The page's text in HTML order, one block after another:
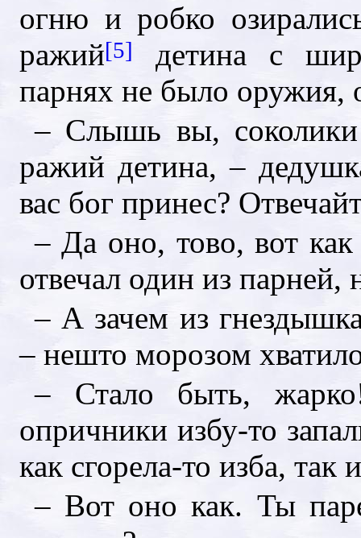
огню и робко
ражий[5]
детина с
парнях не было оружия,
– Слышь вы,
ражий детина, –
вас бог принес?
– Да оно, тово, вот
отвечал один из парней,
– А зачем из
– нешто морозом
– Стало быть,
опричники избу-то
как сгорела-то изба,
– Вот оно как. Ты